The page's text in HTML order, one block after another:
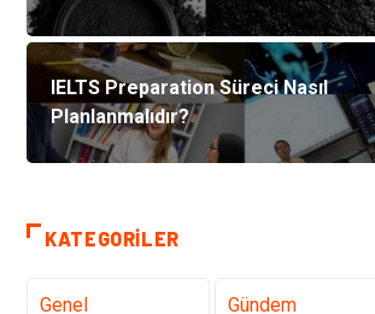
IELTS Preparation Süreci Nasıl
Planlanmalıdır?
KATEGORILER
Genel Gündem